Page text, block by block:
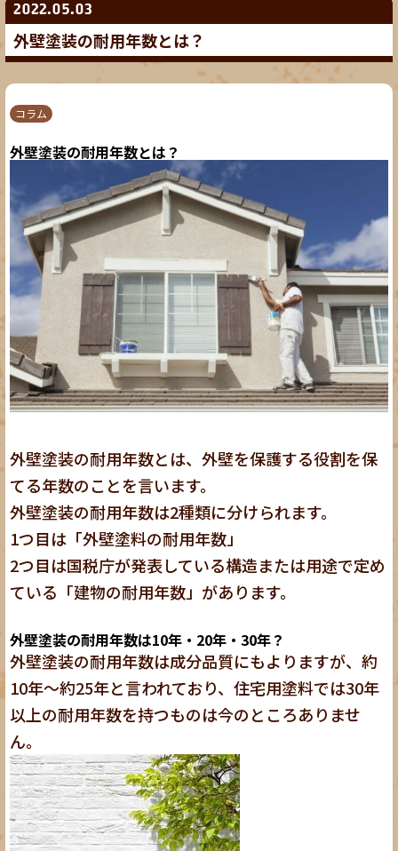
2022.05.03
外壁塗装の耐用年数とは？
コラム
外壁塗装の耐用年数とは？
外壁塗装の耐用年数とは、外壁を保護する役割を保
てる年数のことを言います。
外壁塗装の耐用年数は2種類に分けられます。
1つ目は「外壁塗料の耐用年数」
2つ目は国税庁が発表している構造または用途で定め
ている「建物の耐用年数」があります。
外壁塗装の耐用年数は10年・20年・30年？
外壁塗装の耐用年数は成分品質にもよりますが、約
10年～約25年と言われており、住宅用塗料では30年
以上の耐用年数を持つものは今のところありませ
ん。